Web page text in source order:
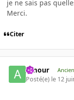
je ne sais pas
Merci.
Citer
Amour Ancien
Posté(e) le 12